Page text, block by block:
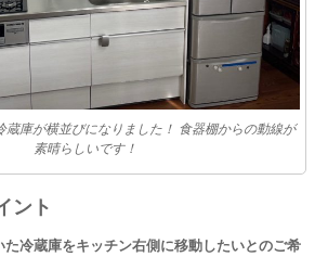
蔵庫が横並びになりました！ 食器棚からの動線が
素晴らしいです！
ント
冷蔵庫をキッチン右側に移動したいとのご希